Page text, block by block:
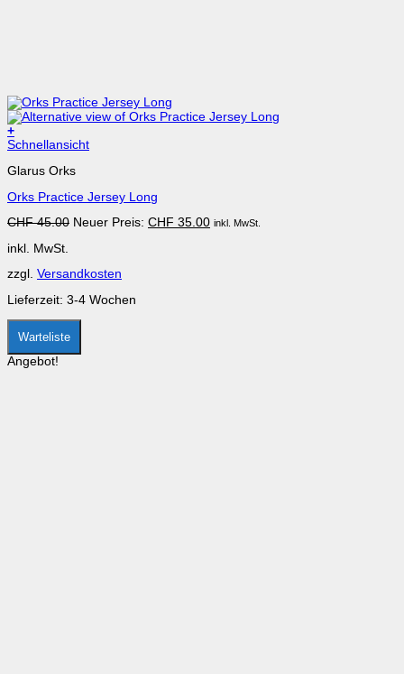
+
Dieses
weist
Varianten
Die
können
der
Produktseite
gewählt
werden
Schnellansicht
Glarus Orks
Orks Practice Jersey Long
CHF45.00 Ursprünglicher
Neuer Preis: CHF 35.00Aktueller
inkl. MwSt.
inkl. MwSt.
zzgl. Versandkosten
Lieferzeit: 3-4 Wochen
Warteliste
Angebot!